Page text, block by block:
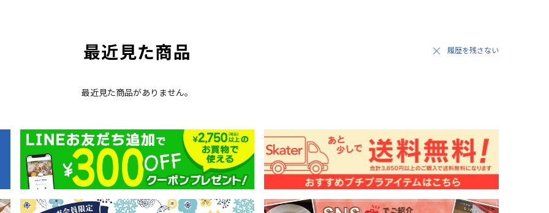
最近見た商品
最近見た商品がありません。
履歴を残さない